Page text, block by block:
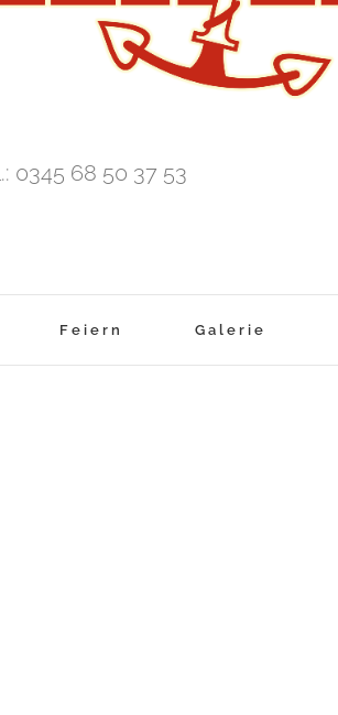
0345 68 50 37 53
Feiern Galerie